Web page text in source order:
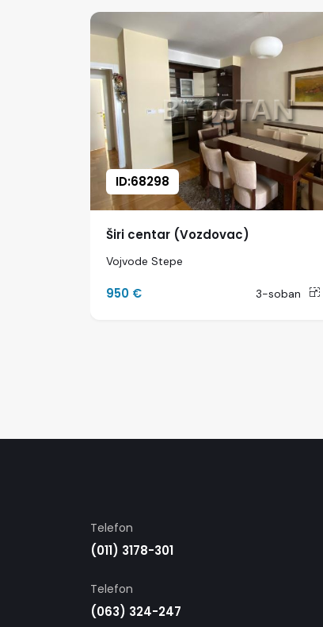
ID:68298
Širi centar (Vozdovac)
Vojvode Stepe
950 € 3-soban
Telefon
(011) 3178-301
Telefon
(063) 324-247